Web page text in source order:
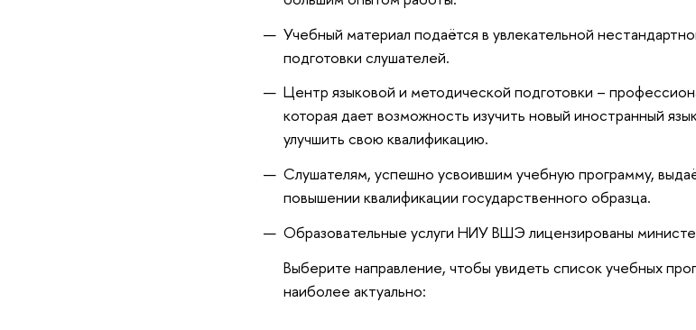
Учебный материал подаётся в увлекательной
подготовки слушателей.
Центр языковой и методической подготовки –
которая дает возможность изучить новый иностранный
улучшить свою квалификацию.
Слушателям, успешно усвоившим учебную программу,
повышении квалификации государственного образца.
Образовательные услуги НИУ ВШЭ лицензированы
Выберите направление, чтобы увидеть список учебных
наиболее актуально: